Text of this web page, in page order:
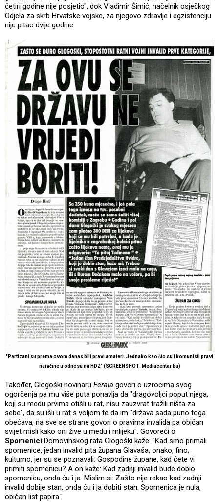
četiri godine nije posjetio", dok Vladimir Šimić, načelnik osječkog
Odjela za skrb Hrvatske vojske, za njegovo zdravlje i egzistenciju
nije pitao dvije godine.
"Partizani su prema ovom danas bili pravi amateri. Jednako kao što su i komunisti pravi
naivčine u odnosu na HDZ"(SCREENSHOT: Mediacentar.ba)
Također, Glogoški novinaru Ferala govori o uzrocima svog
ogorčenja pa mu više puta ponavlja da "dragovoljci poput njega,
koji su medu prvima otišli u rat, nisu zauzvrat tražili ništa za
sebe", da su išli u rat s voljom te da im "država sada puno toga
obećava, na sve se strane govori o pravima invalida pa običan
svijet misli kako oni žive u medu i mlijeku". Govoreći o
Spomenici Domovinskog rata Glogoški kaže: "Kad smo primali
spomenice, jedan invalid pita župana Glavaša, onako, fino,
kulturno, jer su se poznavali: Gospodine župane, kad ćete vi
primiti spomenicu? A on kaže: Kad zadnji invalid bude dobio
spomenicu, onda ću i ja. Mislim si: Zašto nije rekao kad zadnji
invalid dobije stan, onda ću i ja dobiti stan. Spomenica je nula,
običan list papira."